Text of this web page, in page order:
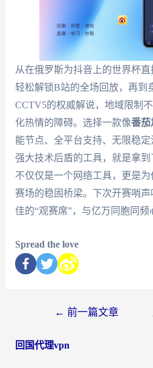
从在俄罗斯为抖音上的世界杯
轻松解锁B站的全场回放，再到
CCTV5的权威解说，地域限制
化热情的障碍。选择一款像番茄
能节点、全平台支持、无限稳
强大技术后盾的工具，就是拿
不仅仅是一个网络工具，更是
赛场的稳固桥梁。下次开赛哨
佳的“观赛席”，与亿万同胞同频
Spread the love
← 前一篇文章
回国代理vpn